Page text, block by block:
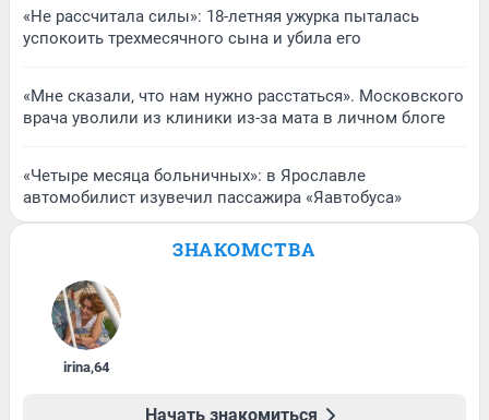
«Не рассчитала силы»: 18-летняя ужурка пыталась
успокоить трехмесячного сына и убила его
«Мне сказали, что нам нужно расстаться». Московского
врача уволили из клиники из-за мата в личном блоге
«Четыре месяца больничных»: в Ярославле
автомобилист изувечил пассажира «Яавтобуса»
ЗНАКОМСТВА
irina,64
Начать знакомиться